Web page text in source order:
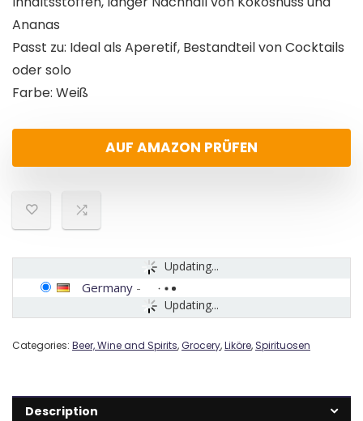
Ananas
Passt zu: Ideal als Aperetif, Bestandteil von Cocktails
oder solo
Farbe: Weiß
AUF AMAZON PRÜFEN
Updating...
Updating...
Germany -
Categories: Beer, Wine and Spirits,Grocery,Liköre, Spirituosen
Description